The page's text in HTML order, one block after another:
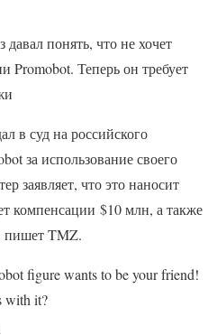
давал понять, что не хочет
Promobot. Теперь он требует
в суд на российского
за использование своего
заявляет, что это наносит
компенсации $10 млн, а также
пишет TMZ.
figure wants to be your friend!
with it?